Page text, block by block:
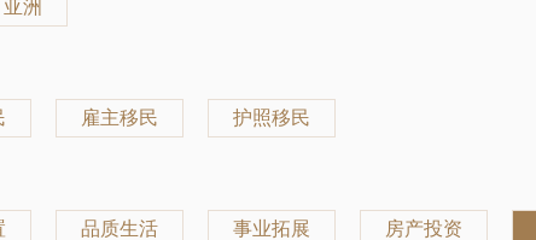
亚洲
雇主移民 护照移民
品质生活 事业拓展 房产投资